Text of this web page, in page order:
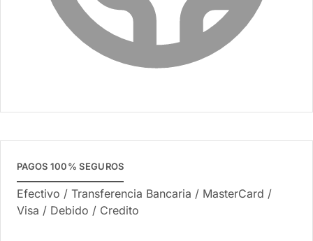
PAGOS 100% SEGUROS
Efectivo / Transferencia Bancaria / MasterCard /
Visa / Debido / Credito